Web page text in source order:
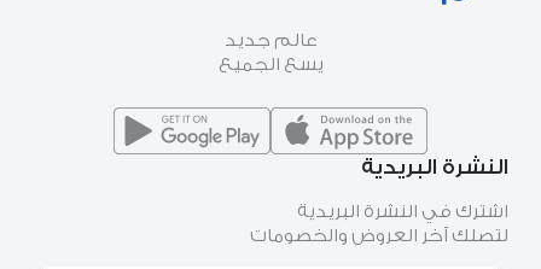
عالم جديد
يسع الجميع
النشرة البريدية
اشترك في النشرة البريدية
لتصلك آخر العروض والخصومات